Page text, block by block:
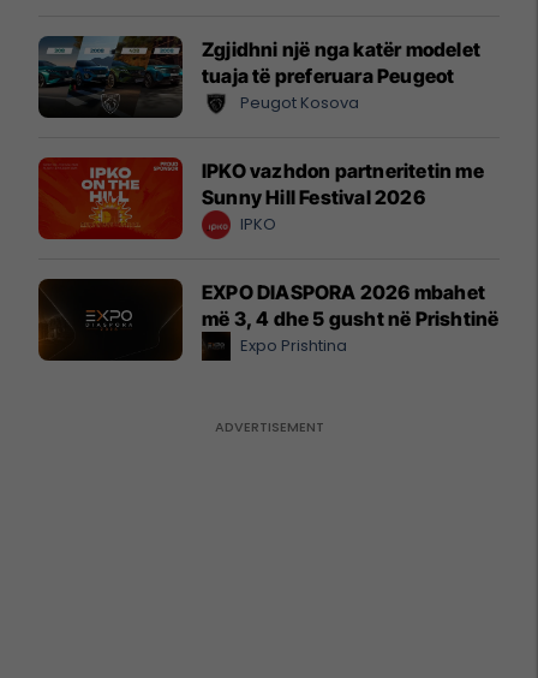
Zgjidhni një nga katër modelet
tuaja të preferuara Peugeot
Peugot Kosova
IPKO vazhdon partneritetin me
Sunny Hill Festival 2026
IPKO
EXPO DIASPORA 2026 mbahet
më 3, 4 dhe 5 gusht në Prishtinë
Expo Prishtina